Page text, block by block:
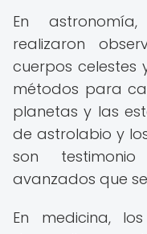
En
realizaron
cuerpos celestes
métodos para
planetas y las
de astrolabio y
son
avanzados que
En medicina,